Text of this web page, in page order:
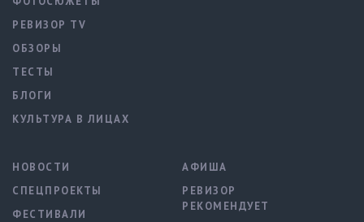
РЕВИЗОР TV
ОБЗОРЫ
ТЕСТЫ
БЛОГИ
КУЛЬТУРА В ЛИЦАХ
НОВОСТИ
СПЕЦПРОЕКТЫ
ФЕСТИВАЛИ
АФИША
РЕВИЗОР
РЕКОМЕНДУЕТ